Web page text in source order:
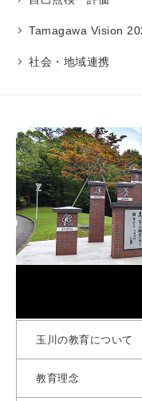
Tamagawa Vision
社会・地域連携
玉川の教育について
教育理念